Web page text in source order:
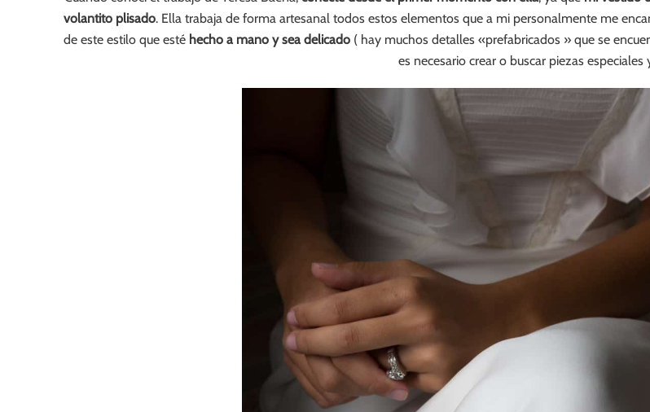
volantito plisado. Ella trabaja de forma artesanal todos estos elementos que a mi personalmente me
de este estilo que esté hecho a mano y sea delicado ( hay muchos detalles «prefabricados » que se
es necesario crear o buscar piezas especiales